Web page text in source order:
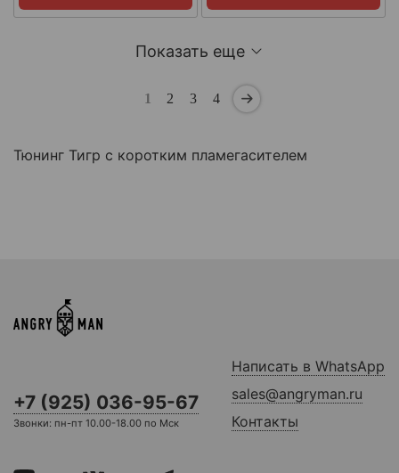
Показать еще
1 2 3 4
Тюнинг Тигр с коротким пламегасителем
+7 (925) 036-95-67
Звонки: пн-пт 10.00-18.00 по Мск
Написать в WhatsApp
sales@angryman.ru
Контакты